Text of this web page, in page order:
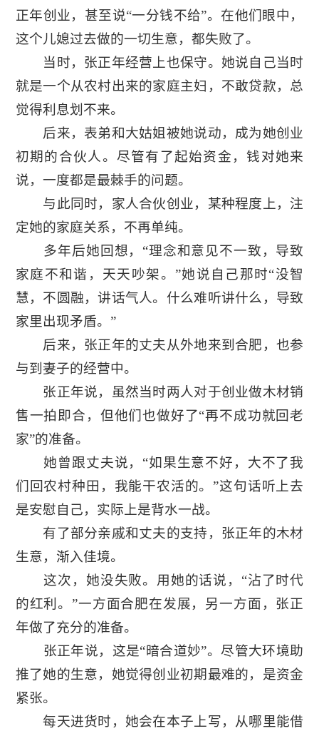
正年创业，甚至说“一分钱不给”。在他们眼中，
这个儿媳过去做的一切生意，都失败了。
当时，张正年经营上也保守。她说自己当时
就是一个从农村出来的家庭主妇，不敢贷款，总
觉得利息划不来。
后来，表弟和大姑姐被她说动，成为她创业
初期的合伙人。尽管有了起始资金，钱对她来
说，一度都是最棘手的问题。
与此同时，家人合伙创业，某种程度上，注
定她的家庭关系，不再单纯。
多年后她回想，“理念和意见不一致，导致
家庭不和谐，天天吵架。”她说自己那时“没智
慧，不圆融，讲话气人。什么难听讲什么，导致
家里出现矛盾。”
后来，张正年的丈夫从外地来到合肥，也参
与到妻子的经营中。
张正年说，虽然当时两人对于创业做木材销
售一拍即合，但他们也做好了“再不成功就回老
家”的准备。
她曾跟丈夫说，“如果生意不好，大不了我
们回农村种田，我能干农活的。”这句话听上去
是安慰自己，实际上是背水一战。
有了部分亲戚和丈夫的支持，张正年的木材
生意，渐入佳境。
这次，她没失败。用她的话说，“沾了时代
的红利。”一方面合肥在发展，另一方面，张正
年做了充分的准备。
张正年说，这是“暗合道妙”。尽管大环境助
推了她的生意，她觉得创业初期最难的，是资金
紧张。
每天进货时，她会在本子上写，从哪里能借